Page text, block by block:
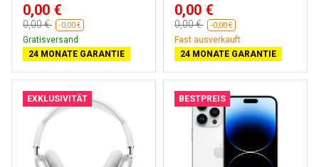
0,00 €
0,00 € -0,00 €
Gratisversand
24 MONATE GARANTIE
0,00 €
0,00 € -0,00 €
Fast ausverkauft
24 MONATE GARANTIE
EXKLUSIVITÄT BESTPREIS